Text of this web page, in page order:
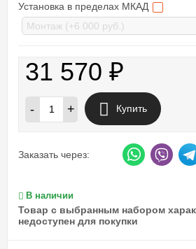
Установка в пределах МКАД
31 570 ₽
- + Купить
Заказать через:
В наличии
Товар с выбранным набором
недоступен для покупки